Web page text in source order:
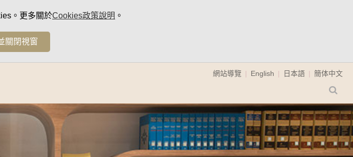
。更多關於Cookies政策說明 。
關閉視窗
網站導覽 English 日本語 簡体中文